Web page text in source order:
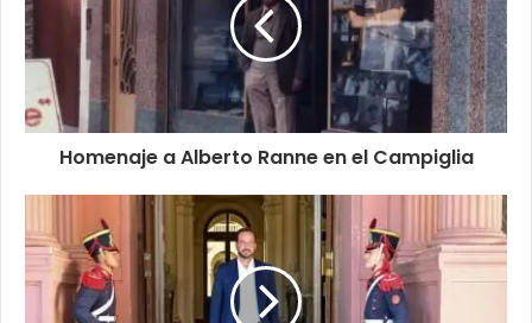
Homenaje a Alberto Ranne en el Campiglia